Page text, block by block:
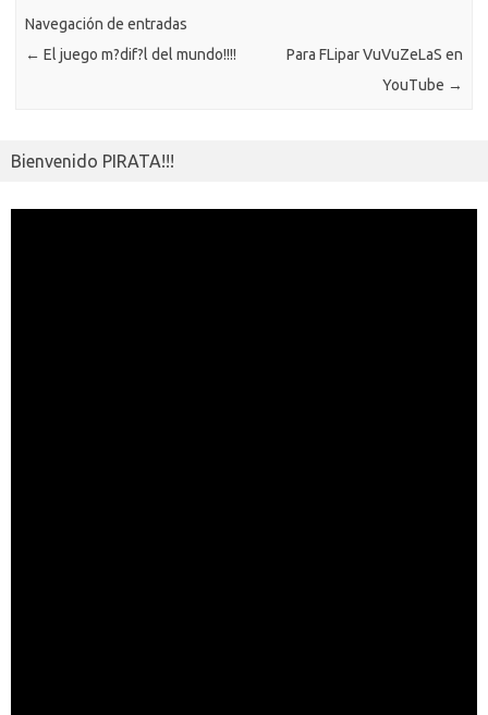
i
ti
r
Navegación de entradas
← El juego m?dif?l del mundo!!!!
Para FLipar VuVuZeLaS en
YouTube →
Bienvenido PIRATA!!!